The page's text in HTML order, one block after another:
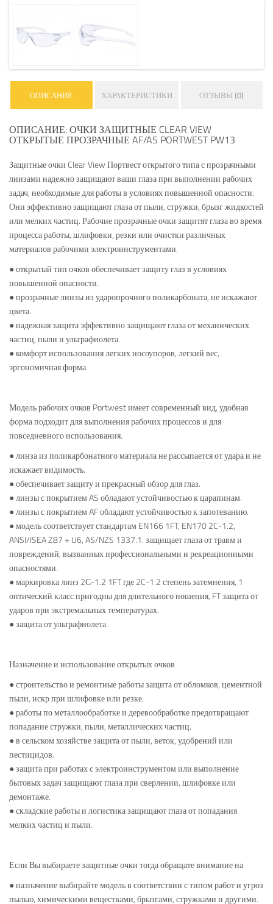
ОПИСАНИЕ ХАРАКТЕРИСТИКИ ОТЗЫВЫ (0)
ОПИСАНИЕ: ОЧКИ ЗАЩИТНЫЕ CLEAR VIEW
ОТКРЫТЫЕ ПРОЗРАЧНЫЕ AF/AS PORTWEST PW13
Защитные очки Clear View Портвест открытого типа с прозрачными
линзами надежно защищают ваши глаза при выполнении рабочих
задач, необходимые для работы в условиях повышенной опасности.
Они эффективно защищают глаза от пыли, стружки, брызг жидкостей
или мелких частиц. Рабочие прозрачные очки защитят глаза во время
процесса работы, шлифовки, резки или очистки различных
материалов рабочими электроинструментами.
● открытый тип очков обеспечивает защиту глаз в условиях
повышенной опасности.
● прозрачные линзы из ударопрочного поликарбоната, не искажают
цвета.
● надежная защита эффективно защищают глаза от механических
частиц, пыли и ультрафиолета.
● комфорт использования легких носоупоров, легкий вес,
эргономичная форма.
Модель рабочих очков Portwest имеет современный вид, удобная
форма подходит для выполнения рабочих процессов и для
повседневного использования.
● линза из поликарбонатного материала не рассыпается от удара и не
искажает видимость.
● обеспечивает защиту и прекрасный обзор для глаз.
● линзы с покрытием AS обладают устойчивостью к царапинам.
● линзы с покрытием AF обладают устойчивостью к запотеванию.
● модель соответствует стандартам EN166 1FT, EN170 2C-1.2,
ANSI/ISEA Z87 + U6, AS/NZS 1337.1. защищает глаза от травм и
повреждений, вызванных профессиональными и рекреационными
опасностями.
● маркировка линз 2С-1.2 1FT где 2C-1.2 степень затемнения, 1
оптический класс пригодны для длительного ношения, FT защита от
ударов при экстремальных температурах.
● защита от ультрафиолета.
Назначение и использование открытых очков
● строительство и ремонтные работы защита от обломков, цементной
пыли, искр при шлифовке или резке.
● работы по металлообработке и деревообработке предотвращают
попадание стружки, пыли, металлических частиц.
● в сельском хозяйстве защита от пыли, веток, удобрений или
пестицидов.
● защита при работах с электроинструментом или выполнение
бытовых задач защищают глаза при сверлении, шлифовке или
демонтаже.
● складские работы и логистика защищают глаза от попадания
мелких частиц и пыли.
Если Вы выбираете защитные очки тогда обращате внимание на
● назначение выбирайте модель в соответствии с типом работ и угроз
пылью, химическими веществами, брызгами, стружками и другими.